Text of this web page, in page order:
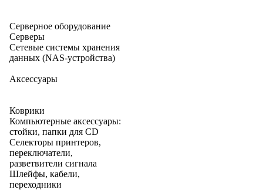
Серверное оборудование
Серверы
Сетевые системы хранения
данных (NAS-устройства)
Аксессуары
Коврики
Компьютерные аксессуары:
стойки, папки для CD
Селекторы принтеров,
переключатели,
разветвители сигнала
Шлейфы, кабели,
переходники